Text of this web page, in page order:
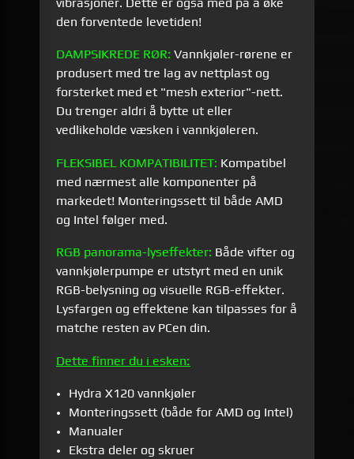
den forventede levetiden!
DAMPSIKREDE RØR: Vannkjøler-rørene er
produsert med tre lag av nettplast og
forsterket med et "mesh exterior"-nett.
Du trenger aldri å bytte ut eller
vedlikeholde væsken i vannkjøleren.
FLEKSIBEL KOMPATIBILITET: Kompatibel
med nærmest alle komponenter på
markedet! Monteringssett til både AMD
og Intel følger med.
RGB panorama-lyseffekter: Både vifter og
vannkjølerpumpe er utstyrt med en unik
RGB-belysning og visuelle RGB-effekter.
Lysfargen og effektene kan tilpasses for å
matche resten av PCen din.
Dette finner du i esken:
Hydra X120 vannkjøler
Monteringssett (både for AMD og Intel)
Manualer
Ekstra deler og skruer